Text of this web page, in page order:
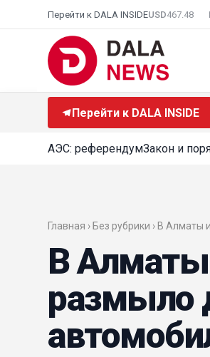
Перейти к DALA INSIDEUSD467.48
Перейти к DALA INSIDE
АЭС: референдумЗакон и
Главная › Без рубрики › В
В Алматы
размыло